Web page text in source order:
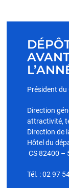
Président du
Direction
attractivité,
Direction de
Hôtel du
CS 82400 –
Tél. : 02 97